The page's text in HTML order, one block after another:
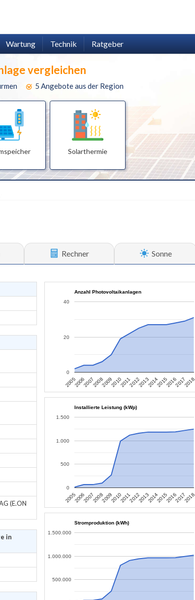
Wartung Technik Ratgeber
vergleichen
5 Angebote aus der Region
Solarthermie
Rechner Sonne
(E.ON
in
Anzahl Photovoltaikanlagen
20052006200720082009201020112012201320142015201620172018
0
20
40
Installierte Leistung (kWp)
20052006200720082009201020112012201320142015201620172018
0
500
1.000
1.500
Stromproduktion (kWh)
500.000
1.000.000
1.500.000